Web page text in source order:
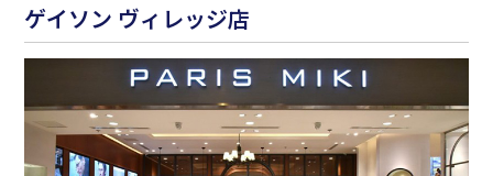
ゲイソン ヴィレッジ店